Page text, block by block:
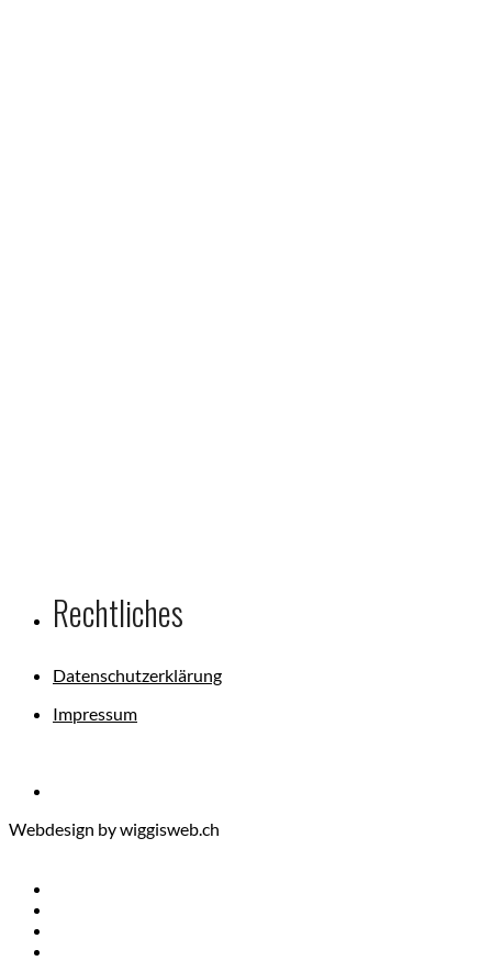
Rechtliches
Datenschutzerklärung
Impressum
Webdesign by wiggisweb.ch